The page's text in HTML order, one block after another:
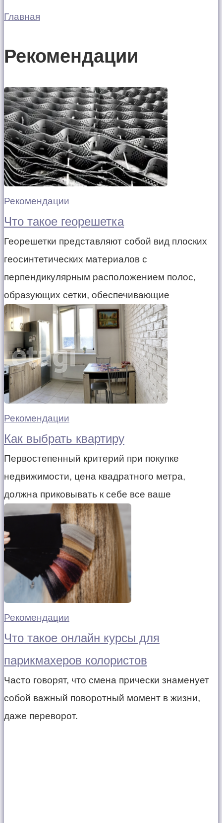
Главная
Рекомендации
Рекомендации
Что такое георешетка
Георешетки представляют собой вид плоских
геосинтетических материалов с
перпендикулярным расположением полос,
образующих сетки, обеспечивающие
Рекомендации
Как выбрать квартиру
Первостепенный критерий при покупке
недвижимости, цена квадратного метра,
должна приковывать к себе все ваше
Рекомендации
Что такое онлайн курсы для
парикмахеров колористов
Часто говорят, что смена прически знаменует
собой важный поворотный момент в жизни,
даже переворот.